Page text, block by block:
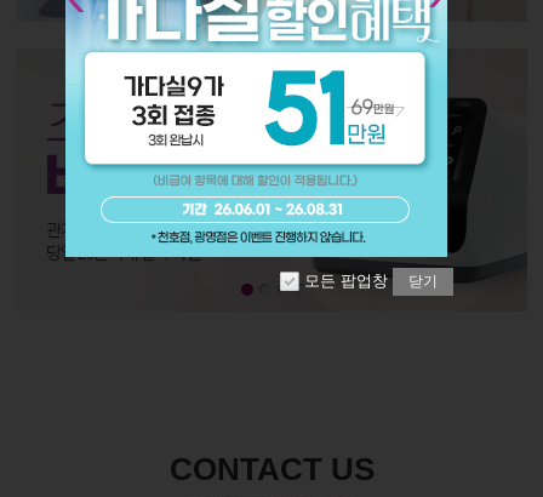
모든 팝업창 닫기
CONTACT US